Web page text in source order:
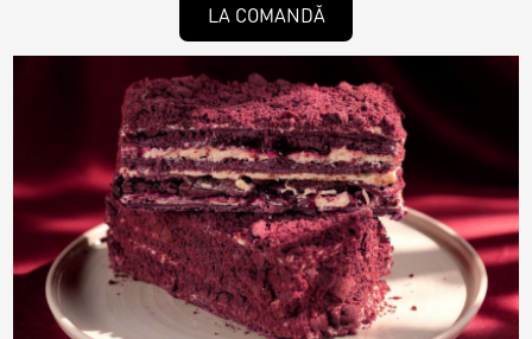
Croissants & muffins
Cookies
Placinta
Raw & Vegan
LA COMANDĂ